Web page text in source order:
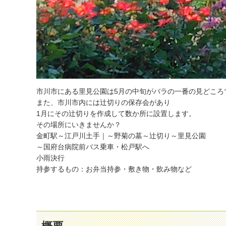
市川市にある里見公園は5月の中旬がバラの一番の見どころ
また、市川市内には辻切りの保存会があり
1月にその辻切りを作成して数か所に設置します。
その場所にいきませんか？
金町駅～江戸川土手｜～野菊の墓～辻切り～里見公園
～国府台病院前バス乗車・松戸駅へ
小雨決行
持参するもの：お弁当持参・敷き物・飲み物など